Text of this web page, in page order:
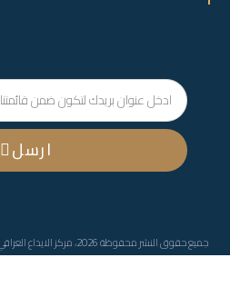
ارسل
جميع حقوق النشر محفوظة 2026، مركز الايداع العراقي CSD | الموقع من تصميم